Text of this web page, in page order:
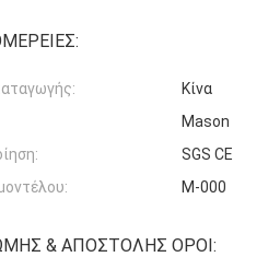
Κίνα
Mason
SGS CE
Μ-000
& ΑΠΟΣΤΟΛΉΣ ΌΡΟΙ: